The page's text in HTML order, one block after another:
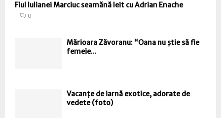
Fiul Iulianei Marciuc seamănă leit cu Adrian Enache
0
Mărioara Zăvoranu: “Oana nu știe să fie
femeie...
Vacanțe de iarnă exotice, adorate de
vedete (foto)